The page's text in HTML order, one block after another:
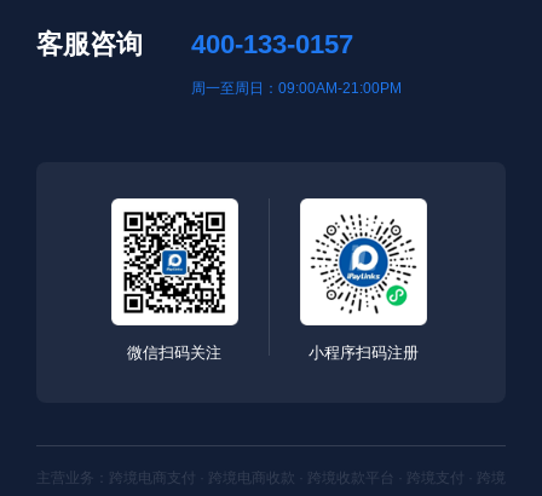
客服咨询 400-133-0157
周一至周日：09:00AM-21:00PM
微信扫码关注 小程序扫码注册
主营业务：跨境电商支付 · 跨境电商收款 · 跨境收款平台 · 跨境支付 · 跨境